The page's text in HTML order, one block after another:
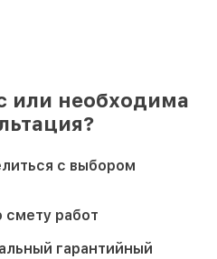
или необходима
с выбором
смету работ
гарантийный